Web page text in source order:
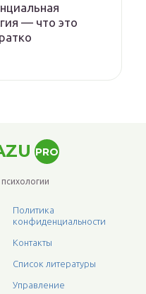
— что это
PRO
Политика
конфиденциальности
Контакты
Список литературы
Управление